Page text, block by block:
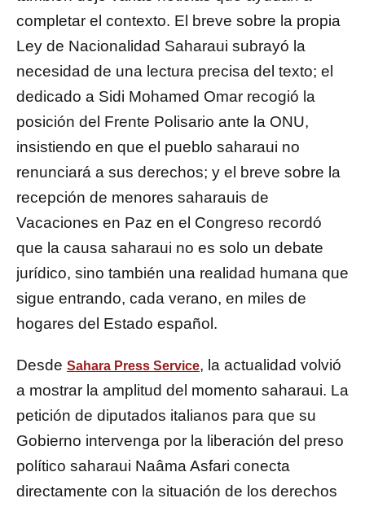
completar el contexto. El breve sobre la propia
Ley de Nacionalidad Saharaui subrayó la
necesidad de una lectura precisa del texto; el
dedicado a Sidi Mohamed Omar recogió la
posición del Frente Polisario ante la ONU,
insistiendo en que el pueblo saharaui no
renunciará a sus derechos; y el breve sobre la
recepción de menores saharauis de
Vacaciones en Paz en el Congreso recordó
que la causa saharaui no es solo un debate
jurídico, sino también una realidad humana que
sigue entrando, cada verano, en miles de
hogares del Estado español.
Desde Sahara Press Service, la actualidad volvió
a mostrar la amplitud del momento saharaui. La
petición de diputados italianos para que su
Gobierno intervenga por la liberación del preso
político saharaui Naâma Asfari conecta
directamente con la situación de los derechos